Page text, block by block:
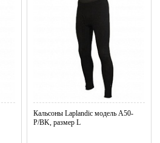
Кальсоны Laplandic модель A50-
P/BK, размер L